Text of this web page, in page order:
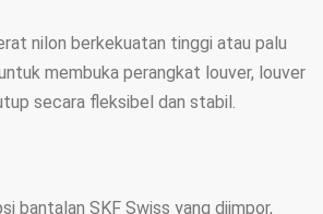
nilon berkekuatan tinggi atau palu
membuka perangkat louver, louver
secara fleksibel dan stabil.
bantalan SKF Swiss yang diimpor,